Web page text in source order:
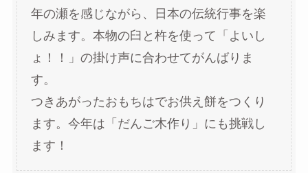
年の瀬を感じながら、日本の伝統行事を楽
しみます。本物の臼と杵を使って「よいし
ょ！！」の掛け声に合わせてがんばりま
す。
つきあがったおもちはでお供え餅をつくり
ます。今年は「だんご木作り」にも挑戦し
ます！